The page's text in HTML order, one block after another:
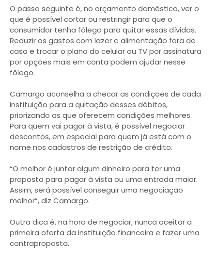
O passo seguinte é, no orçamento doméstico, ver o
que é possível cortar ou restringir para que o
consumidor tenha fôlego para quitar essas dívidas.
Reduzir os gastos com lazer e alimentação fora de
casa e trocar o plano do celular ou TV por assinatura
por opções mais em conta podem ajudar nesse
fôlego.
Camargo aconselha a checar as condições de cada
instituição para a quitação desses débitos,
priorizando as que oferecem condições melhores.
Para quem vai pagar à vista, é possível negociar
descontos, em especial para quem já está com o
nome nos cadastros de restrição de crédito.
“O melhor é juntar algum dinheiro para ter uma
proposta para pagar à vista ou uma entrada maior.
Assim, será possível conseguir uma negociação
melhor”, diz Camargo.
Outra dica é, na hora de negociar, nunca aceitar a
primeira oferta da instituição financeira e fazer uma
contraproposta.